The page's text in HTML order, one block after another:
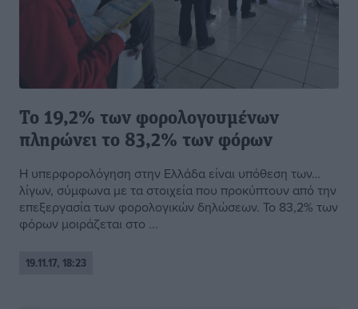
Το 19,2% των φορολογουμένων
πληρώνει το 83,2% των φόρων
Η υπερφορολόγηση στην Ελλάδα είναι υπόθεση των…
λίγων, σύμφωνα με τα στοιχεία που προκύπτουν από την
επεξεργασία των φορολογικών δηλώσεων. Το 83,2% των
φόρων μοιράζεται στο ...
19.11.17, 18:23